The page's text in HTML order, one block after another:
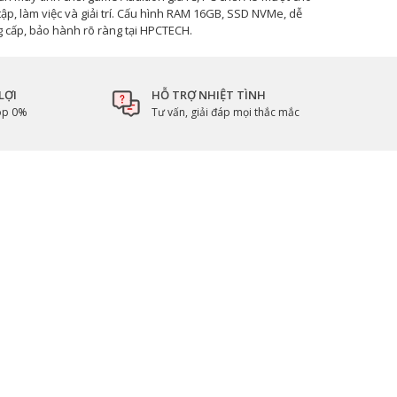
làm việc và giải trí. Cấu hình RAM 16GB, SSD NVMe, dễ
cấp, bảo hành rõ ràng tại HPCTECH.
0%
HỖ TRỢ NHIỆT TÌNH
Tư vấn, giải đáp mọi thắc mắc